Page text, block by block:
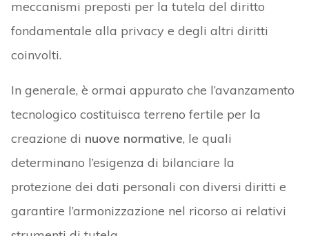
meccanismi preposti per la tutela del diritto
fondamentale alla privacy e degli altri diritti
coinvolti.
In generale, è ormai appurato che l’avanzamento
tecnologico costituisca terreno fertile per la
creazione di nuove normative, le quali
determinano l’esigenza di bilanciare la
protezione dei dati personali con diversi diritti e
garantire l’armonizzazione nel ricorso ai relativi